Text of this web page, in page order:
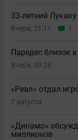
33-летний
Вчера, 21:11 1
Паредес близок
Вчера, 09:24
«Реал» отдал
7 августа
«Динамо»
миллионов